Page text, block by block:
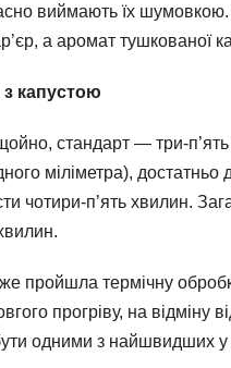
виймають їх
а аромат тушкованої
з капустою
стандарт — три-
міліметра),
чотири-п’ять хвилин.
пройшла термічну
прогріву, на
одними з найшвидших у